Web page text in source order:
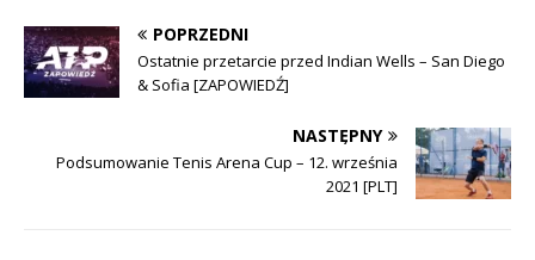
POPRZEDNI
Ostatnie przetarcie przed Indian Wells – San Diego
& Sofia [ZAPOWIEDŹ]
NASTĘPNY
Podsumowanie Tenis Arena Cup – 12. września
2021 [PLT]